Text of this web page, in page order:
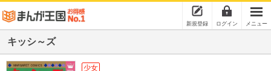
新規登録 ログイン メニュー
キッシ～ズ
少女